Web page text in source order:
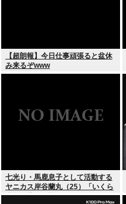
【超朗報】今日仕事頑張ると盆休
み来るぞwww
七光り・馬鹿息子として活動する
ヤニカス岸谷蘭丸（25）「いくら
税金を我々が払ってるんだと」